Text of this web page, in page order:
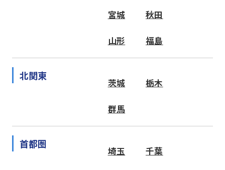
宮城 秋田
山形 福島
北関東
茨城 栃木
群馬
首都圏
埼玉 千葉